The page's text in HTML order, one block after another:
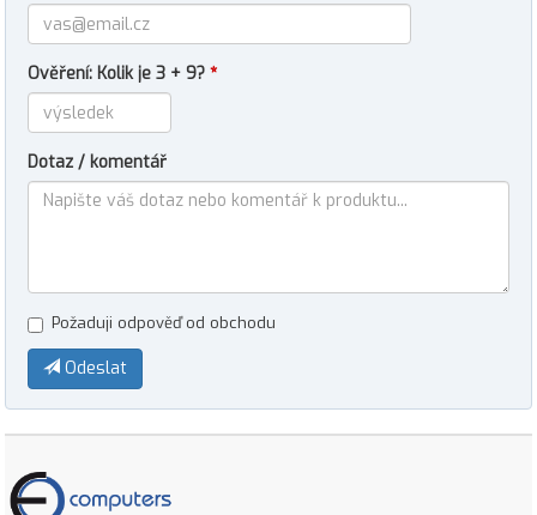
Ověření: Kolik je 3 + 9? *
Dotaz / komentář
Požaduji odpověď od obchodu
Odeslat